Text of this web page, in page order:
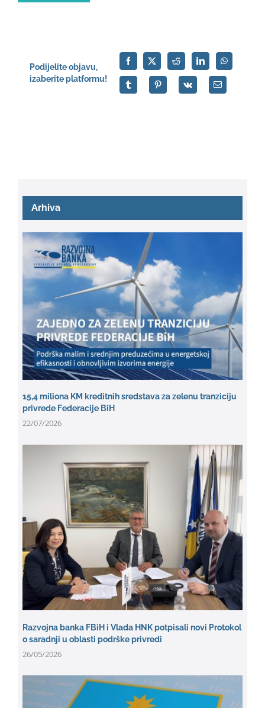
Podijelite objavu,
izaberite platformu!
Arhiva
15,4 miliona KM kreditnih sredstava za zelenu tranziciju
privrede Federacije BiH
22/07/2026
Razvojna banka FBiH i Vlada HNK potpisali novi Protokol
o saradnji u oblasti podrške privredi
26/05/2026